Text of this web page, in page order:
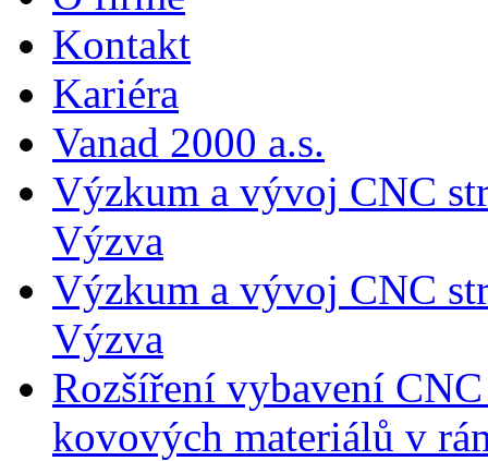
Kontakt
Kariéra
Vanad 2000 a.s.
Výzkum a vývoj CNC
Výzva
Výzkum a vývoj CNC
Výzva
Rozšíření vybavení
kovových materiálů v